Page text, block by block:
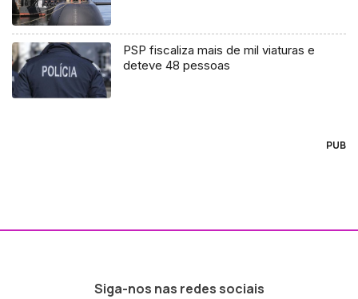
PSP fiscaliza mais de mil viaturas e
deteve 48 pessoas
PUB
Siga-nos nas redes sociais